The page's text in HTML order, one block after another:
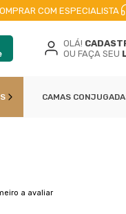
10XNO CARTÃO DE
COM ESPECIALISTA
OLÁ!
OU FAÇA SEU
CAMAS
a avaliar